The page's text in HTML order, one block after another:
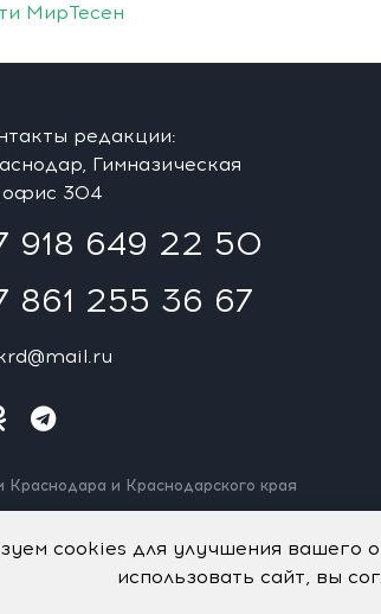
МирТесен
редакции:
Гимназическая
офис 304
918 649 22 50
861 255 36 67
Краснодара и Краснодарского края
Выделите и нажмите Ctrl+Enter.
cookies для улучшения вашего
использовать сайт, вы